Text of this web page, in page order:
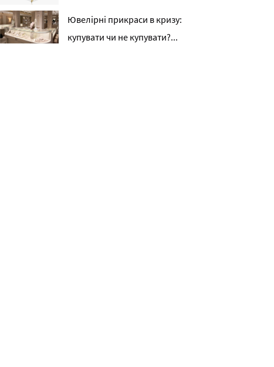
Ювелірні прикраси в кризу:
купувати чи не купувати?...